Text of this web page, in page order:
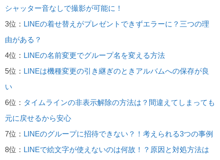
シャッター音なしで撮影が可能に！
3位： LINEの着せ替えがプレゼントできずエラーに？三つの理
由がある？
4位： LINEの名前変更でグループ名を変える方法
5位： LINEは機種変更の引き継ぎのときアルバムへの保存が良
い
6位： タイムラインの非表示解除の方法は？間違えてしまっても
元に戻せるから安心
7位： LINEのグループに招待できない？！考えられる3つの事例
8位： LINEで絵文字が使えないのは何故！？原因と対処方法は